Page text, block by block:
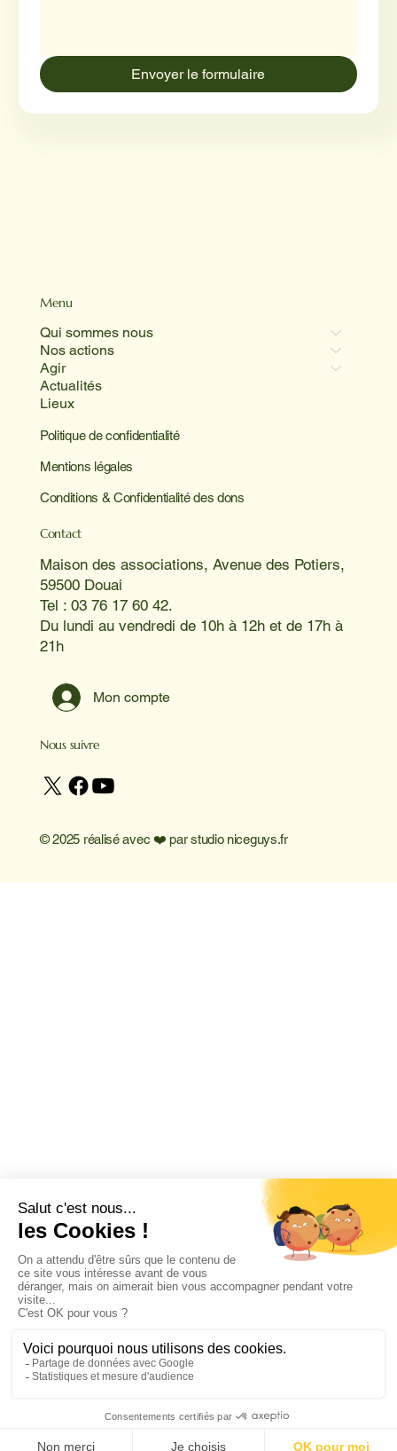
Menu
Qui sommes nous
Nos actions
Agir
Actualités
Lieux
Politique de confidentialité
Mentions légales
Conditions & Confidentialité des dons
Contact
Maison des associations, Avenue des Potiers,
59500 Douai
Tel : 03 76 17 60 42.
Du lundi au vendredi de 10h à 12h et de 17h à
21h
Mon compte
Nous suivre
© 2025 réalisé avec ❤️ parstudio niceguys.fr
Envoyer le formulaire